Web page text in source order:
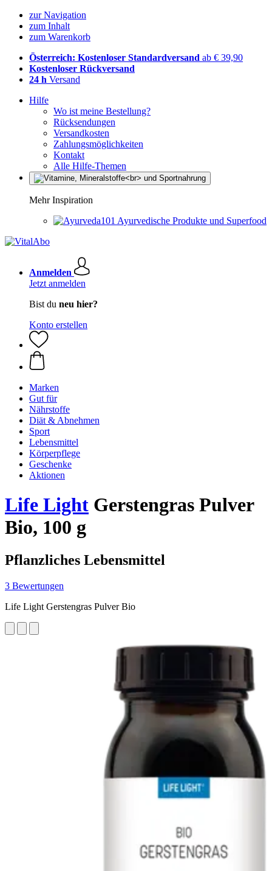
zur Navigation
zum Inhalt
zum Warenkorb
Österreich: Kostenloser Standardversand ab € 39,90
Kostenloser Rückversand
24 h Versand
Hilfe
Wo ist meine Bestellung?
Rücksendungen
Versandkosten
Zahlungsmöglichkeiten
Kontakt
Alle Hilfe-Themen
Mehr Inspiration
Ayurvedische Produkte und Superfood
Anmelden
Jetzt anmelden
Bist du neu hier?
Konto erstellen
Marken
Gut für
Nährstoffe
Diät & Abnehmen
Sport
Lebensmittel
Körperpflege
Geschenke
Aktionen
Life Light Gerstengras Pulver
Bio, 100 g
Pflanzliches Lebensmittel
3 Bewertungen
Life Light Gerstengras Pulver Bio